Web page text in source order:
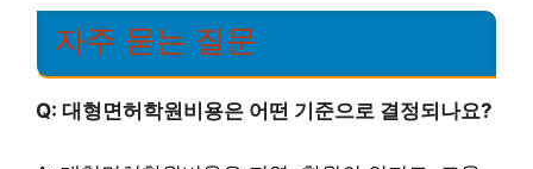
자주 묻는 질문
Q: 대형면허학원비용은 어떤 기준으로 결정되나요?